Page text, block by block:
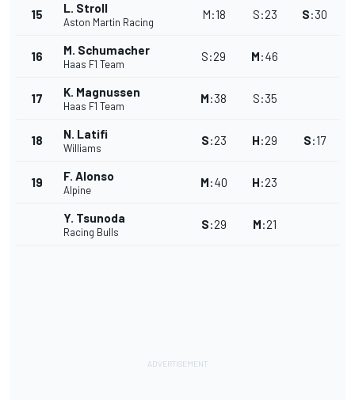
15 L. Stroll
Aston Martin Racing
M:18 S:23 S:30
16 M. Schumacher
Haas F1 Team
S:29 M:46
17 K. Magnussen
Haas F1 Team
M:38 S:35
18 N. Latifi
Williams
S:23 H:29 S:17
19 F. Alonso
Alpine
M:40 H:23
Y. Tsunoda
Racing Bulls
S:29 M:21